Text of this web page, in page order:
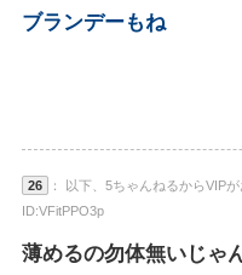
ブランデーもね
26
： 以下、5ちゃんねるからVIP
ID:VFitPPO3p
薄めるの勿体無いじゃ